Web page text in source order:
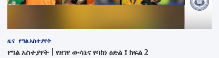
ዜና የግል አስተያየት
የግል አስተያየት | የዘገየ ውሳኔና የባከነ ዕድል ፤ ክፍል 2